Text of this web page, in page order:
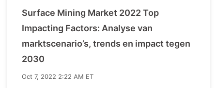
Surface Mining Market 2022 Top
Impacting Factors: Analyse van
marktscenario’s, trends en impact tegen
2030
Oct 7, 2022 2:22 AM ET